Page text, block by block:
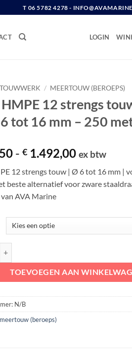
T 06 5782 4278 -
LOGIN
TOUWWERK / MEERTOUW (BEROEPS)
12 strengs
tot 16 mm – 250
- € 1.492,00Prijsklasse:
tot
€ 1.492,00
ex btw
12 strengs touw | Ø 6 tot 16 mm |
beste alternatief voor zware
AVA Marine
TOEVOEGEN AAN
N/B
meertouw (beroeps)